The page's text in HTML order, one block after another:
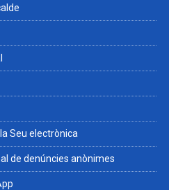
Seu electrònica
de denúncies anònimes